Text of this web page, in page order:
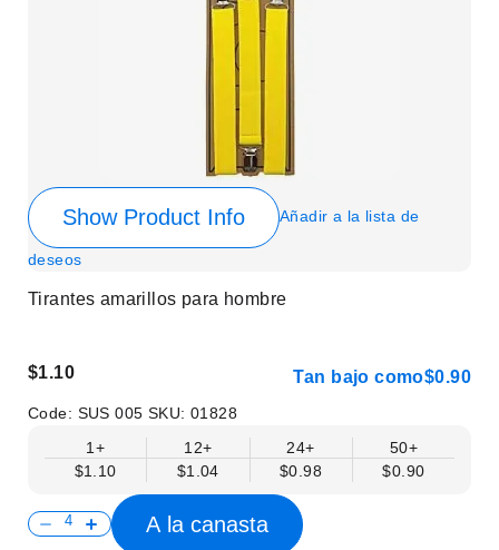
Show Product Info Añadir a la lista de
deseos
Tirantes amarillos para hombre
$1.10 Tan bajo como$0.90
Code: SUS 005 SKU:01828
1+
$1.10
12+
$1.04
24+
$0.98
50+
$0.90
A la canasta